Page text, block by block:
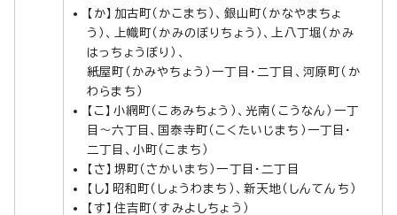
【か】加古町（かこまち）、銀山町（かなやまちょ
う）、上幟町（かみのぼりちょう）、上八丁堀（かみ
はっちょうぼり）、
紙屋町（かみやちょう）一丁目・二丁目、河原町（か
わらまち）
【こ】小網町（こあみちょう）、光南（こうなん）一丁
目～六丁目、国泰寺町（こくたいじまち）一丁目・
二丁目、小町（こまち）
【さ】堺町（さかいまち）一丁目・二丁目
【し】昭和町（しょうわまち）、新天地（しんてんち）
【す】住吉町（すみよしちょう）